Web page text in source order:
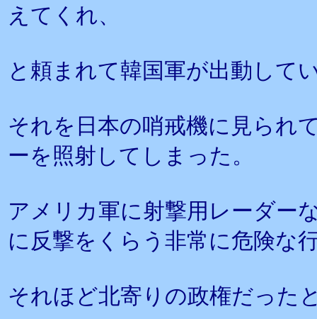
えてくれ、
と頼まれて韓国軍が出動して
それを日本の哨戒機に見られ
ーを照射してしまった。
アメリカ軍に射撃用レーダー
に反撃をくらう非常に危険な
それほど北寄りの政権だった